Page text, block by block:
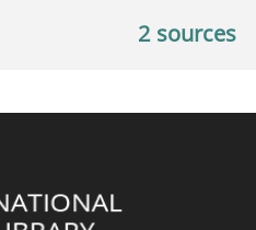
2 sources